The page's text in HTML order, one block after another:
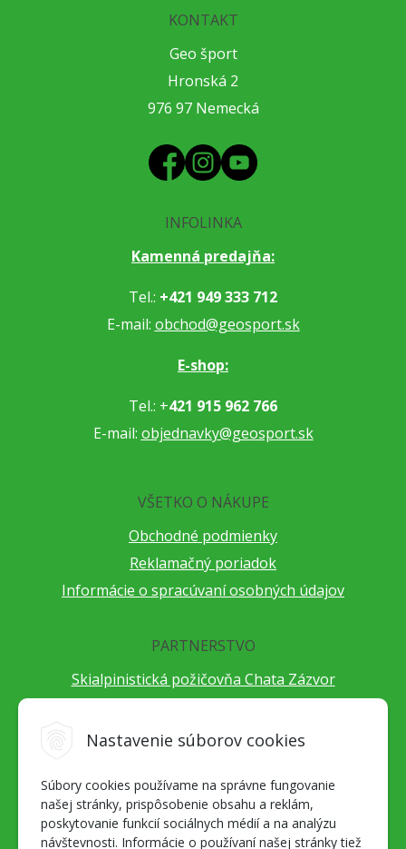
Nastavenie súborov cookies
Súbory cookies používame na správne fungovanie
našej stránky, prispôsobenie obsahu a reklám,
poskytovanie funkcií sociálnych médií a na analýzu
návštevnosti. Informácie o používaní našej stránky tiež
KONTAKT
Geo šport
Hronská 2
976 97 Nemecká
INFOLINKA
Kamenná predajňa:
Tel.: +421 949 333 712
E-mail: obchod@geosport.sk
E-shop:
Tel.: +421 915 962 766
E-mail: objednavky@geosport.sk
VŠETKO O NÁKUPE
Obchodné podmienky
Reklamačný poriadok
Informácie o spracúvaní osobných údajov
PARTNERSTVO
Skialpinistická požičovňa Chata Zázvor
Cestovateľský festival Cestou necestou
Alpenverein Slovensko
Hore-dole Derešom
Motorest Nemecká